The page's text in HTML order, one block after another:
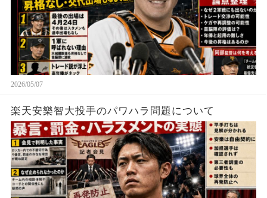
2026/05/07
楽天安樂智大投手のパワハラ問題について